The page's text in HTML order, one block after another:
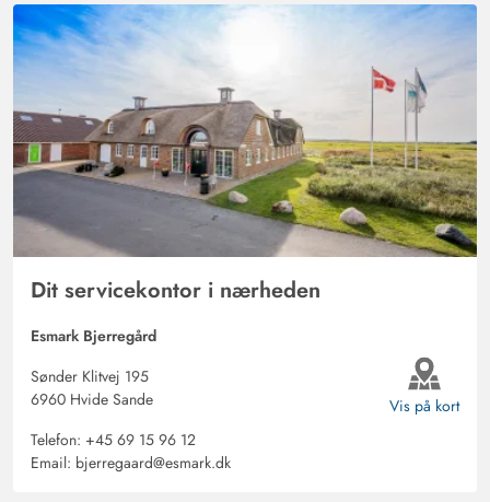
Dit servicekontor i nærheden
Esmark Bjerregård
Sønder Klitvej 195
6960 Hvide Sande
Telefon: +45 69 15 96 12
Email: bjerregaard@esmark.dk
Vis på kort